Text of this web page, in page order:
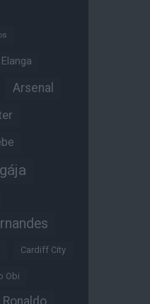
Arsenal
Cardiff City
Obi